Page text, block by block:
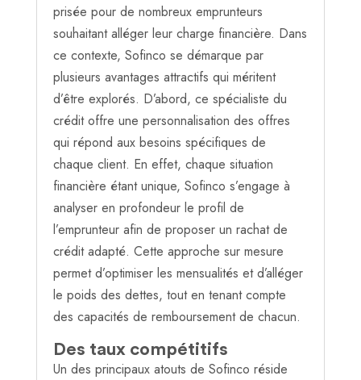
prisée pour de nombreux emprunteurs
souhaitant alléger leur charge financière. Dans
ce contexte, Sofinco se démarque par
plusieurs avantages attractifs qui méritent
d’être explorés. D’abord, ce spécialiste du
crédit offre une personnalisation des offres
qui répond aux besoins spécifiques de
chaque client. En effet, chaque situation
financière étant unique, Sofinco s’engage à
analyser en profondeur le profil de
l’emprunteur afin de proposer un rachat de
crédit adapté. Cette approche sur mesure
permet d’optimiser les mensualités et d’alléger
le poids des dettes, tout en tenant compte
des capacités de remboursement de chacun.
Des taux compétitifs
Un des principaux atouts de Sofinco réside